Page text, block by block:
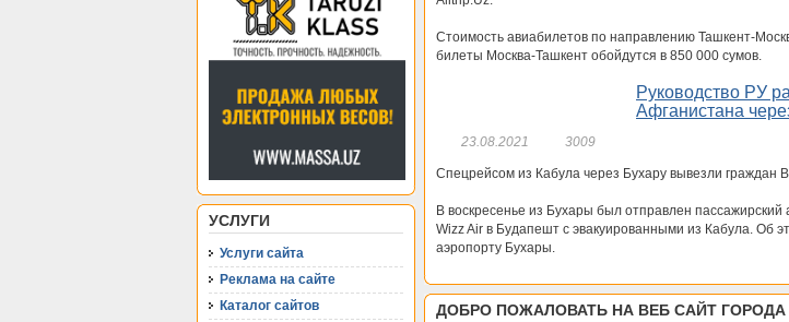
УСЛУГИ
Услуги сайта
Реклама на сайте
Каталог сайтов
Стоимость авиабилетов по направлению Ташкент-
билеты Москва-Ташкент обойдутся в 850 000 сумов.
Руководство РУ
Афганистана
23.08.2021 3009
Спецрейсом из Кабула через Бухару вывезли граждан
В воскресенье из Бухары был отправлен пассажирский
Wizz Air в Будапешт с эвакуированными из Кабула. Об
аэропорту Бухары.
ДОБРО ПОЖАЛОВАТЬ НА ВЕБ САЙТ